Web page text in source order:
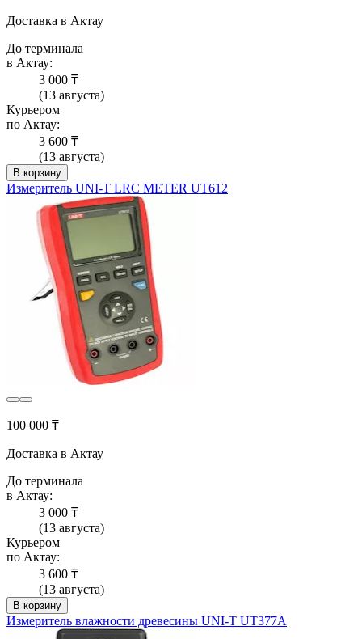
Доставка в Актау
До терминала
в Актау:
3 000 ₸
(13 августа)
Курьером
по Актау:
3 600 ₸
(13 августа)
В корзину
Измеритель UNI-T LRC METER UT612
100 000 ₸
Доставка в Актау
До терминала
в Актау:
3 000 ₸
(13 августа)
Курьером
по Актау:
3 600 ₸
(13 августа)
В корзину
Измеритель влажности древесины UNI-T UT377A